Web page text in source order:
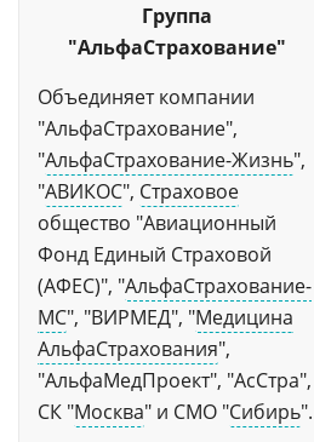
Группа
"АльфаСтрахование"
Объединяет компании
"АльфаСтрахование",
"АльфаСтрахование-Жизнь",
"АВИКОС", Страховое
общество "Авиационный
Фонд Единый Страховой
(АФЕС)", "АльфаСтрахование-
МС", "ВИРМЕД", "Медицина
АльфаСтрахования",
"АльфаМедПроект", "АсСтра",
СК "Москва" и СМО "Сибирь".